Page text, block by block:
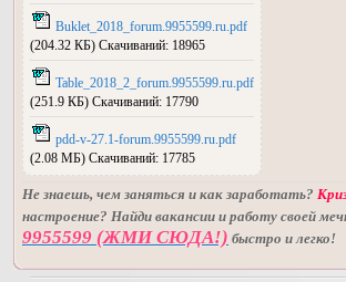
Buklet_2018_forum.9955599.ru.pdf
(204.32 КБ) Скачиваний: 18965
Table_2018_2_forum.9955599.ru.pdf
(251.9 КБ) Скачиваний: 17790
pdd-v-27.1-forum.9955599.ru.pdf
(2.08 МБ) Скачиваний: 17785
Не знаешь, чем заняться и как заработать?
настроение? Найди вакансии и работу своей
9955599 (ЖМИ СЮДА!) быстро и легко!